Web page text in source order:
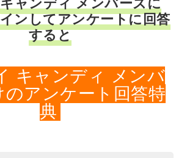
ャンディ メンバーズに
ンしてアンケートに回答
すると
キャンディ メンバ
のアンケート回答特
典